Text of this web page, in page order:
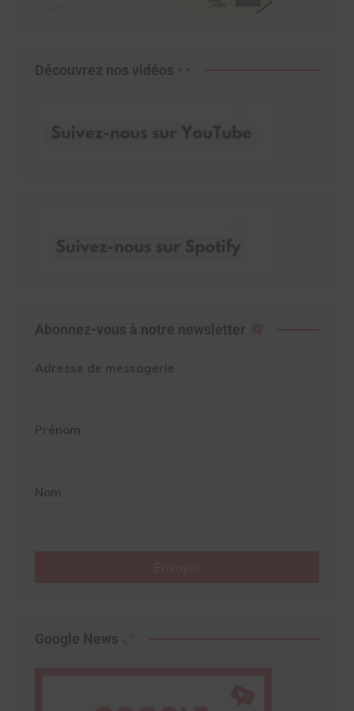
Découvrez nos vidéos
Abonnez-vous à notre newsletter
Adresse de messagerie
Prénom
Nom
Google News